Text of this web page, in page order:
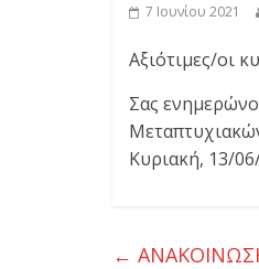
ο
κ
η
7 Ιουνίου 2021
Αξιότιμες/οι
Σας
Κυριακή, 13/
←